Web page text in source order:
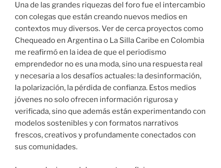
Una de las grandes riquezas del foro fue el intercambio
con colegas que están creando nuevos medios en
contextos muy diversos. Ver de cerca proyectos como
Chequeado en Argentina o La Silla Caribe en Colombia
me reafirmó en la idea de que el periodismo
emprendedor no es una moda, sino una respuesta real
y necesaria a los desafíos actuales: la desinformación,
la polarización, la pérdida de confianza. Estos medios
jóvenes no solo ofrecen información rigurosa y
verificada, sino que además están experimentando con
modelos sostenibles y con formatos narrativos
frescos, creativos y profundamente conectados con
sus comunidades.